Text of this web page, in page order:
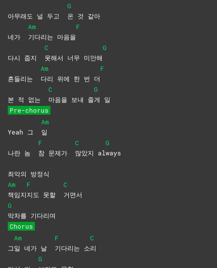
아무래도 널 두고
G
온 것 같아
네가
Am
기다리는 마음을
F
다시 줍지
C
못해서 너무 미안해
G
흔들리는
Am
다리 위에 한 번 더
F
본 적 없는
C
마음을 보내 줄
G
게 일
Pre-chorus
Yeah 그
Am
일
나란 놈
F
참 문제가
C
많았지 al
G
ways
최악의 방정식
Am
책임지
F
지도 못할
C
거면서
G
막차를 기다리며
Chorus
그
Am
일 네가 날
F
기다리는 소
C
리
G